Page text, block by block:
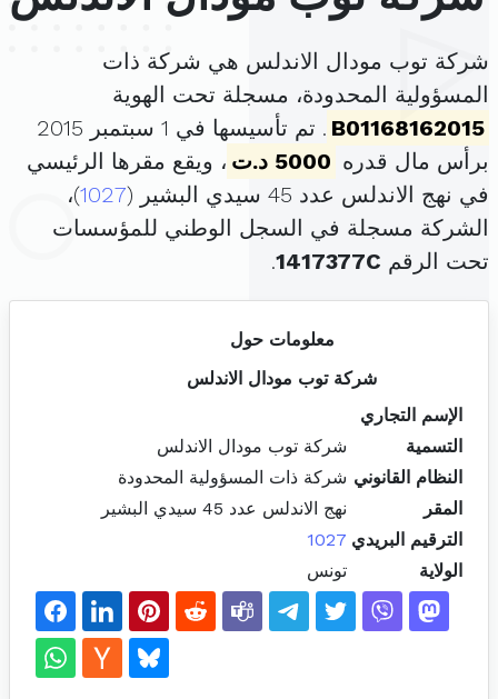
شركة توب مودال الاندلس هي شركة ذات
المسؤولية المحدودة، مسجلة تحت الهوية
B01168162015
. تم تأسيسها في 1 سبتمبر 2015
برأس مال قدره 5000 د.ت
، ويقع مقرها الرئيسي
في نهج الاندلس عدد 45 سيدي البشير (
1027)،
الشركة مسجلة في السجل الوطني للمؤسسات
تحت الرقم 1417377C
.
معلومات حول
شركة توب مودال الاندلس
الإسم التجاري
التسمية
شركة توب مودال الاندلس
النظام القانوني شركة ذات المسؤولية المحدودة
المقر
نهج الاندلس عدد 45 سيدي البشير
الترقيم البريدي 1027
الولاية
تونس